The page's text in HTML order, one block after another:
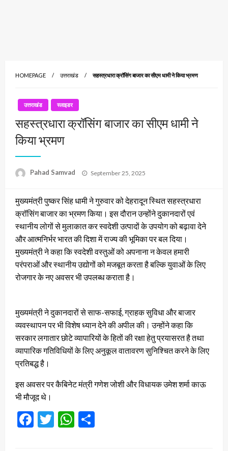
HOMEPAGE उत्तराखंड सहस्त्रधारा क्रॉसिंग बाजार का सीएम धामी ने किया भ्रमण
उत्तराखंड स्लाइडर
सहस्त्रधारा क्रॉसिंग बाजार का सीएम धामी ने
किया भ्रमण
Pahad Samvad
Posted
September 25, 2025
मुख्यमंत्री पुष्कर सिंह धामी ने गुरुवार को देहरादून स्थित सहस्त्रधारा
क्रॉसिंग बाजार का भ्रमण किया। इस दौरान उन्होंने दुकानदारों एवं
स्थानीय लोगों से मुलाकात कर स्वदेशी उत्पादों के उपयोग को बढ़ावा देने
और आत्मनिर्भर भारत की दिशा में राज्य की भूमिका पर बल दिया।
मुख्यमंत्री ने कहा कि स्वदेशी वस्तुओं को अपनाना न केवल हमारी
परंपराओं और स्थानीय उद्योगों को मजबूत करता है बल्कि युवाओं के लिए
रोजगार के नए अवसर भी उपलब्ध कराता है।
मुख्यमंत्री ने दुकानदारों से साफ-सफाई, ग्राहक सुविधा और बाजार
व्यवस्थापन पर भी विशेष ध्यान देने की अपील की। उन्होंने कहा कि
सरकार लगातार छोटे व्यापारियों के हितों की रक्षा हेतु प्रयासरत है तथा
व्यापारिक गतिविधियों के लिए अनुकूल वातावरण सुनिश्चित करने के लिए
प्रतिबद्ध है।
इस अवसर पर कैबिनेट मंत्री गणेश जोशी और विधायक उमेश शर्मा काऊ
भी मौजूद थे।
Facebook
TwitterWhatsApp